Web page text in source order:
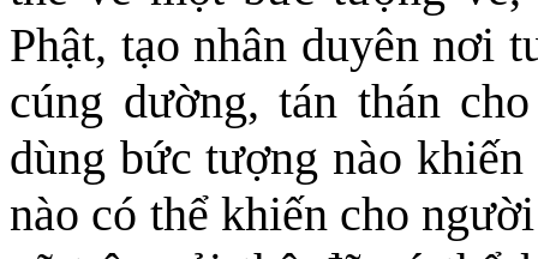
Phật, tạo nhân duyên nơi
cúng dường, tán thán
dùng bức tượng nào
nào có thể khiến cho